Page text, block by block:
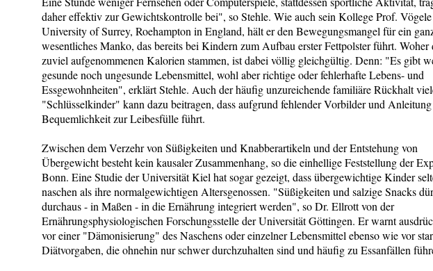
daher effektiv zur Gewichtskontrolle bei", so Stehle. Wie auch sein Kollege Prof.
University of Surrey, Roehampton in England, hält er den Bewegungsmangel für ein
wesentliches Manko, das bereits bei Kindern zum Aufbau erster Fettpolster führt. Woher
zuviel aufgenommenen Kalorien stammen, ist dabei völlig gleichgültig. Denn: "Es gibt
gesunde noch ungesunde Lebensmittel, wohl aber richtige oder fehlerhafte Lebens- und
Essgewohnheiten", erklärt Stehle. Auch der häufig unzureichende familiäre Rückhalt
"Schlüsselkinder" kann dazu beitragen, dass aufgrund fehlender Vorbilder und
Bequemlichkeit zur Leibesfülle führt.
Zwischen dem Verzehr von Süßigkeiten und Knabberartikeln und der Entstehung von
Übergewicht besteht kein kausaler Zusammenhang, so die einhellige Feststellung der
Bonn. Eine Studie der Universität Kiel hat sogar gezeigt, dass übergewichtige Kinder
naschen als ihre normalgewichtigen Altersgenossen. "Süßigkeiten und salzige Snacks
durchaus - in Maßen - in die Ernährung integriert werden", so Dr. Ellrott von der
Ernährungsphysiologischen Forschungsstelle der Universität Göttingen. Er warnt
vor einer "Dämonisierung" des Naschens oder einzelner Lebensmittel ebenso wie vor
Diätvorgaben, die ohnehin nur schwer durchzuhalten sind und häufig zu Essanfällen